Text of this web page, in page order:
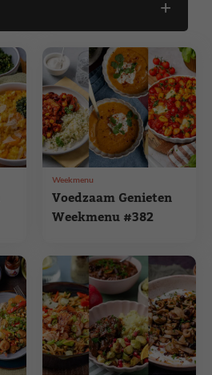
Voedzaam Genieten
Weekmenu #382
Weekmenu